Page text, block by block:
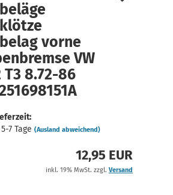
vorne
VW
T3 8.72-86
5-7 Tage (Ausland abweichend)
12,95 EUR
inkl. 19% MwSt. zzgl. Versand